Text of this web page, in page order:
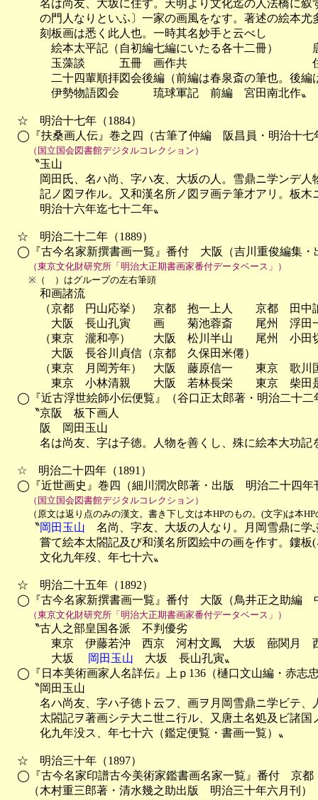
名は尚友、大坂に住す。天明より文化迄の人法橋に叙
の門人なりといふ〕一家の画風をなす。著述の絵本尤
刻板画は悉く此人也。一時其名妙手と云べし
絵本太平記（自初編七編にいたる各十二冊）　　　唐
玉藻談　　　五冊　画作共　　　　　　　　　　　住
二十四輩順拝図会後編（前編は春泉斎の筆也。後編は
伊勢物語図会　　　琉球軍記　前編　宮田南北作〟
☆　明治十七年（1884）
◯『扶桑画人伝』巻之四（古筆了仲編　阪昌員・明治十七
（国立国会図書館デジタルコレクション）
〝玉山
岡田氏、名ハ尚、字ハ友、大坂の人。雪鼎ニ学ンデ人
記ノ図ヲ作ル。又和漢名所ノ図ヲ画テ筆才アリ。板木
明治十六年迄七十二年〟
☆　明治二十二年（1889）
◯『古今名家新撰書画一覧』番付　大阪（吉川重俊編集・
（東京文化財研究所「明治大正期書画家番付データベース」）
※（　）はグループの左右筆頭
和画諸流
（京都　円山応挙）　京都　抱一上人　　京都　田中
大阪　長山孔寅　　画　　菊池蓉斎　　尾州　浮田一
（東京　瀧和亭）　　大阪　松川半山　　尾州　小田
大阪　長谷川貞信（京都　久保田米僊）
（東京　月岡芳年）　大阪　藤原信一　　東京　歌川国
東京　小林清親　　大阪　若林長栄　　東京　柴田是
◯『近古浮世絵師小伝便覧』（谷口正太郎著・明治二十二
〝京阪　板下画人
阪　岡田玉山
名は尚友、字は子徳。人物を善くし、殊に絵本大功記
☆　明治二十四年（1891）
◯『近世画史』巻四（細川潤次郎著・出版　明治二十四年
（国立国会図書館デジタルコレクション）
（原文は返り点のみの漢文。書き下し文は本HPのもの。(文字)は本
〝岡田玉山 名尚、字友、大坂の人なり。月岡雪鼎に学
嘗て絵本太閤記及び和漢名所図絵中の画を作す。鏤板(
文化九年歿、年七十六〟
☆　明治二十五年（1892）
◯『古今名家新撰書画一覧』番付　大阪（鳥井正之助編　
（東京文化財研究所「明治大正期書画家番付データベース」）
〝古人之部皇国各派　不判優劣
東京　伊藤若沖　西京　河村文鳳　大坂　蔀関月　西
大坂
岡田玉山 大坂　長山孔寅〟
◯『日本美術画家人名詳伝』上ｐ136（樋口文山編・赤志
〝岡田玉山
名ハ尚友、字ハ子徳ト云フ、画ヲ月岡雪鼎ニ学ビテ、
太閤記ヲ著画シテ大ニ世ニ行ル、又唐土名処及ビ諸国
化九年没ス、年七十六（鑑定便覧・書画一覧）〟
☆　明治三十年（1897）
◯『古今名家印譜古今美術家鑑書画名家一覧』番付　京
（木村重三郎著・清水幾之助出版　明治三十年六月刊）